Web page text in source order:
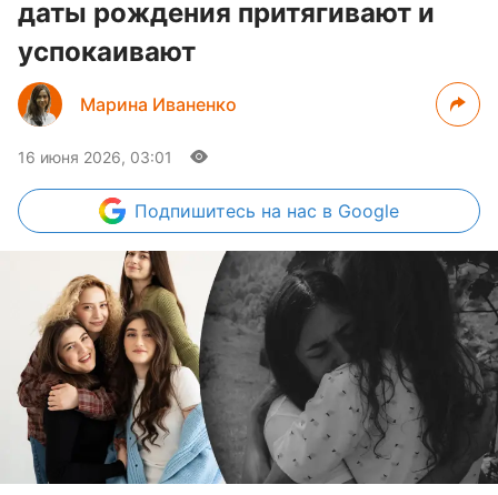
даты рождения притягивают и
успокаивают
Марина Иваненко
16 июня 2026, 03:01
Подпишитесь на нас в Google